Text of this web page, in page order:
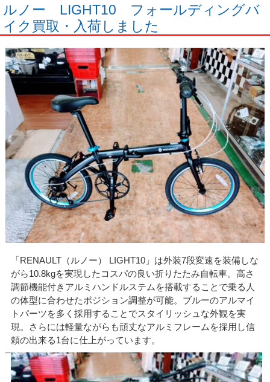
ルノー LIGHT10 フォールディングバ
イク買取・入荷しました
「RENAULT（ルノー） LIGHT10」は外装7段変速を装備しな
がら10.8kgを実現したコスパの良い折りたたみ自転車。高さ
調節機能付きアルミハンドルステムを搭載することで乗る人
の体型に合わせたポジション調整が可能。ブルーのアルマイ
トパーツを多く採用することでスタイリッシュな外観を実
現。さらには軽量ながらも頑丈なアルミフレームを採用し信
頼の出来る1台に仕上がっています。